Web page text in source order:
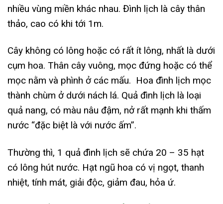
nhiều vùng miền khác nhau. Đình lịch là cây thân
thảo, cao có khi tới 1m.
Cây không có lông hoặc có rất ít lông, nhất là dưới
cụm hoa. Thân cây vuông, mọc đứng hoặc có thể
mọc nằm và phình ở các mấu. Hoa đình lịch mọc
thành chùm ở dưới nách lá. Quả đình lịch là loại
quả nang, có màu nâu đậm, nở rất mạnh khi thấm
nước “đặc biệt là với nước ấm”.
Thường thì, 1 quả đình lịch sẽ chứa 20 – 35 hạt
có lông hút nước. Hạt ngũ hoa có vị ngọt, thanh
nhiệt, tính mát, giải độc, giảm đau, hỏa ứ.